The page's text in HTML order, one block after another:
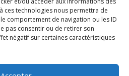
ces technologies nous permettra de
comportement de navigation ou les ID
pas consentir ou de retirer son
négatif sur certaines caractéristiques